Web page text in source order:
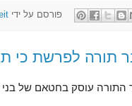
פורסם על ידי
תורה לפרשת כי
התורה עוסק בחטאם של בני